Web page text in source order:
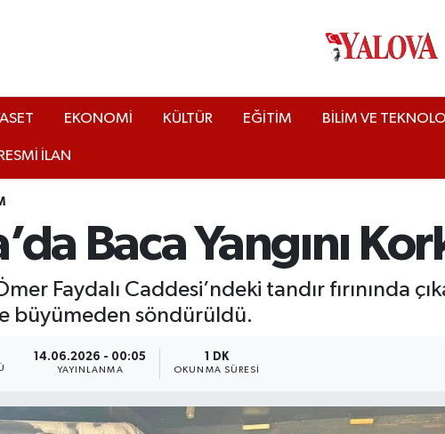
EKONOMİ KÜLTÜR EĞİTİM BİLİM VE
RESMİ İLAN
Baca Yangını
Faydalı Caddesi’ndeki tandır fırınında
büyümeden söndürüldü.
14.06.2026 - 00:05
YAYINLANMA
1 DK
OKUNMA SÜRESI